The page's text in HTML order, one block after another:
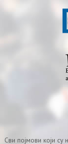
Сви појмови који